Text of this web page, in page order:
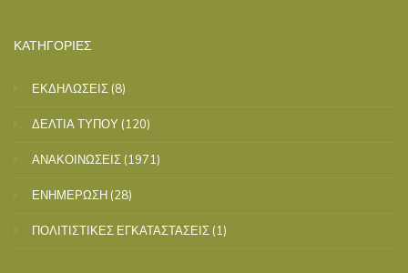
ΚΑΤΗΓΟΡΙΕΣ
ΕΚΔΗΛΩΣΕΙΣ (8)
ΔΕΛΤΙΑ ΤΥΠΟΥ (120)
ΑΝΑΚΟΙΝΩΣΕΙΣ (1971)
ΕΝΗΜΕΡΩΣΗ (28)
ΠΟΛΙΤΙΣΤΙΚΕΣ ΕΓΚΑΤΑΣΤΑΣΕΙΣ (1)